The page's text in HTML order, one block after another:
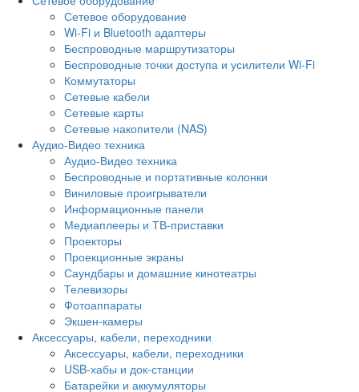
Сетевое оборудование
Wi-Fi и Bluetooth адаптеры
Беспроводные маршрутизаторы
Беспроводные точки доступа и усилители Wi-Fi
Коммутаторы
Сетевые кабели
Сетевые карты
Сетевые накопители (NAS)
Аудио-Видео техника
Аудио-Видео техника
Беспроводные и портативные колонки
Виниловые проигрыватели
Информационные панели
Медиаплееры и ТВ-приставки
Проекторы
Проекционные экраны
Саундбары и домашние кинотеатры
Телевизоры
Фотоаппараты
Экшен-камеры
Аксессуары, кабели, переходники
Аксессуары, кабели, переходники
USB-хабы и док-станции
Батарейки и аккумуляторы